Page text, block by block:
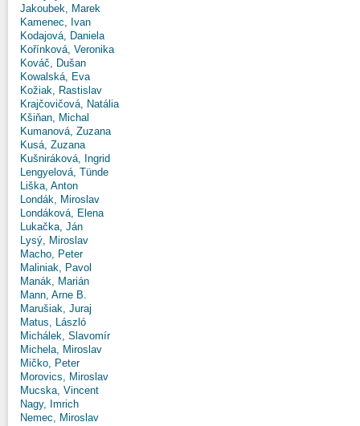
Jakoubek, Marek
Kamenec, Ivan
Kodajová, Daniela
Kořínková, Veronika
Kováč, Dušan
Kowalská, Eva
Kožiak, Rastislav
Krajčovičová, Natália
Kšiňan, Michal
Kumanová, Zuzana
Kusá, Zuzana
Kušniráková, Ingrid
Lengyelová, Tünde
Liška, Anton
Londák, Miroslav
Londáková, Elena
Lukačka, Ján
Lysý, Miroslav
Macho, Peter
Maliniak, Pavol
Manák, Marián
Mann, Arne B.
Marušiak, Juraj
Matus, László
Michálek, Slavomír
Michela, Miroslav
Mičko, Peter
Morovics, Miroslav
Mucska, Vincent
Nagy, Imrich
Nemec, Miroslav